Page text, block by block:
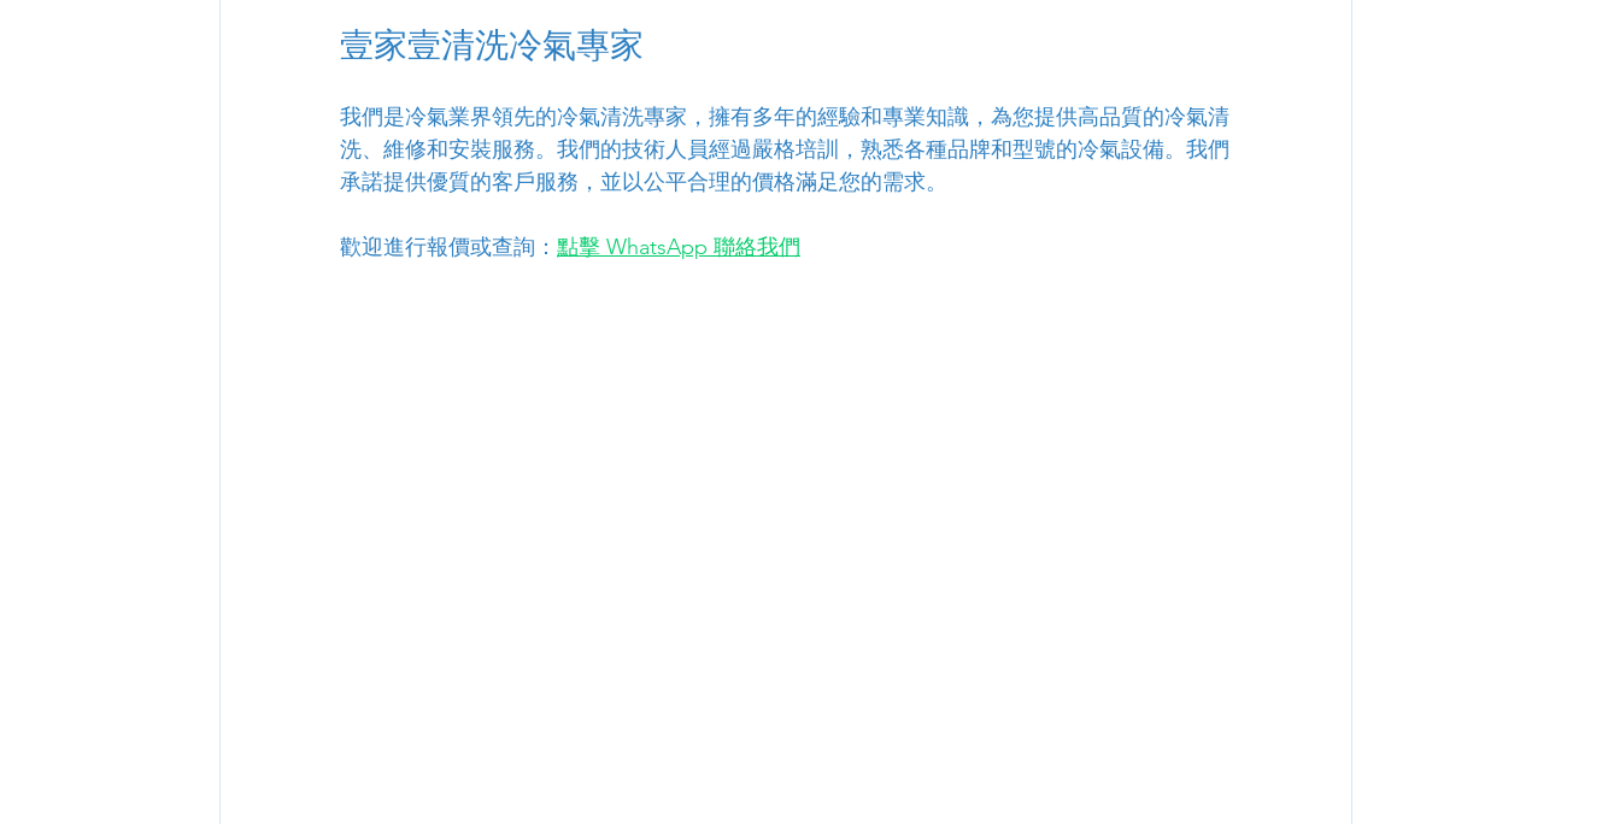
壹家壹清洗冷氣專家
我們是冷氣業界領先的冷氣清洗專家，擁有多年的經驗和專業知識，為您提供高品質的冷氣清
洗、維修和安裝服務。我們的技術人員經過嚴格培訓，熟悉各種品牌和型號的冷氣設備。我們
承諾提供優質的客戶服務，並以公平合理的價格滿足您的需求。
歡迎進行報價或查詢： 點擊 WhatsApp 聯絡我們